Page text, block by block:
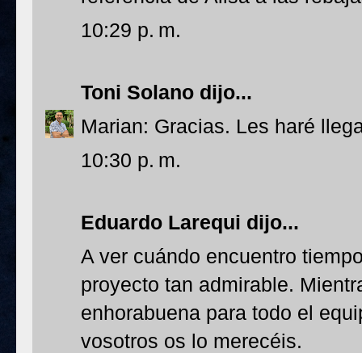
10:29 p. m.
Toni Solano dijo...
Marian: Gracias. Les haré
10:30 p. m.
Eduardo Larequi dijo...
A ver cuándo encuentro
proyecto tan admirable.
enhorabuena para todo el
vosotros os lo merecéis.